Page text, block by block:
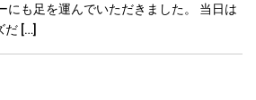
にも足を運んでいただきました。 当日は
だ […]